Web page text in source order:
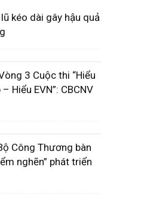
kéo dài gây hậu quả
3 Cuộc thi “Hiểu
Hiểu EVN”: CBCNV
Công Thương bàn
nghẽn” phát triển